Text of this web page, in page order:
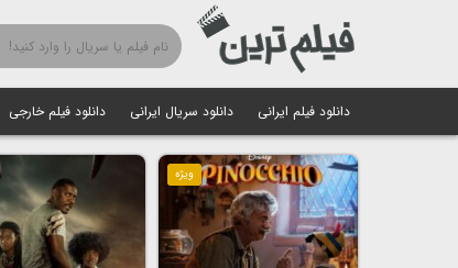
دانلود فیلم ایرانی دانلود سریال ایرانی دانلود فیلم خارجی
ویژه